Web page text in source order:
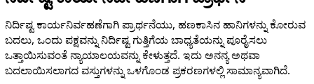
ನಿರ್ದಿಷ್ಟ ಕಾರ್ಯನಿರ್ವಹಣೆಗಾಗಿ ಪ್ರಾರ್ಥನೆಯು, ಹಣಕಾಸಿನ ಹಾನಿಗಳನ್ನು ಕೋರುವ
ಬದಲು, ಒಂದು ಪಕ್ಷವನ್ನು ನಿರ್ದಿಷ್ಟ ಗುತ್ತಿಗೆಯ ಬಾಧ್ಯತೆಯನ್ನು ಪೂರೈಸಲು
ಒತ್ತಾಯಿಸುವಂತೆ ನ್ಯಾಯಾಲಯವನ್ನು ಕೇಳುತ್ತದೆ. ಇದು ಅನನ್ಯ ಅಥವಾ
ಬದಲಾಯಿಸಲಾಗದ ವಸ್ತುಗಳನ್ನು ಒಳಗೊಂಡ ಪ್ರಕರಣಗಳಲ್ಲಿ ಸಾಮಾನ್ಯವಾಗಿದೆ.